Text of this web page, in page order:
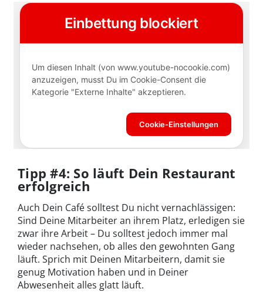
Tipp #4: So läuft Dein Restaurant
erfolgreich
Auch Dein Café solltest Du nicht vernachlässigen:
Sind Deine Mitarbeiter an ihrem Platz, erledigen sie
zwar ihre Arbeit – Du solltest jedoch immer mal
wieder nachsehen, ob alles den gewohnten Gang
läuft. Sprich mit Deinen Mitarbeitern, damit sie
genug Motivation haben und in Deiner
Abwesenheit alles glatt läuft.